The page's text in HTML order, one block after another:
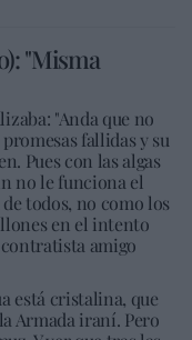
"Misma
"Anda que no
fallidas y su
Pues con las algas
no le funciona el
todos, no como los
en el intento
amigo
está cristalina, que
Armada iraní. Pero